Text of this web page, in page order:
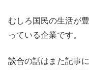
むしろ国民の生活が
っている企業です。
談合の話はまた記事